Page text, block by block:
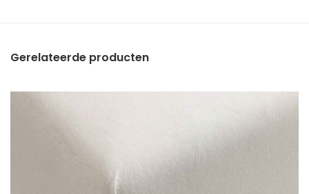
Gerelateerde producten